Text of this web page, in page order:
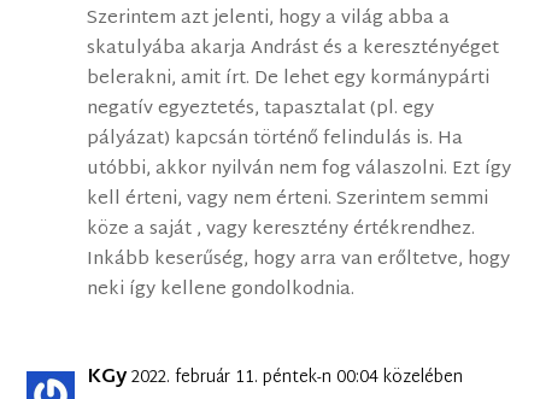
Szerintem azt jelenti, hogy a világ abba a
skatulyába akarja Andrást és a keresztényéget
belerakni, amit írt. De lehet egy kormánypárti
negatív egyeztetés, tapasztalat (pl. egy
pályázat) kapcsán történő felindulás is. Ha
utóbbi, akkor nyilván nem fog válaszolni. Ezt így
kell érteni, vagy nem érteni. Szerintem semmi
köze a saját , vagy keresztény értékrendhez.
Inkább keserűség, hogy arra van erőltetve, hogy
neki így kellene gondolkodnia.
KGy2022. február 11. péntek-n 00:04 közelében